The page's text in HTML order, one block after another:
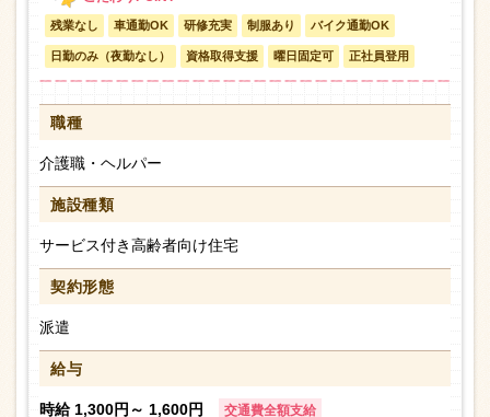
お問い合わせ
残業なし 車通勤OK 研修充実 制服あり バイク通勤OK
日勤のみ（夜勤なし） 資格取得支援 曜日固定可 正社員登用
職種
介護職・ヘルパー
施設種類
サービス付き高齢者向け住宅
契約形態
派遣
給与
時給 1,300円～ 1,600円 交通費全額支給